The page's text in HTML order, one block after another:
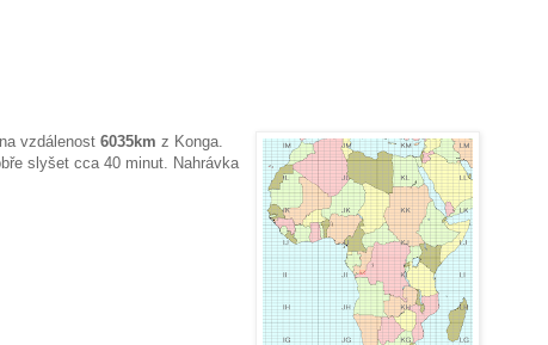
vzdálenost 6035km z Konga.
slyšet cca 40 minut. Nahrávka